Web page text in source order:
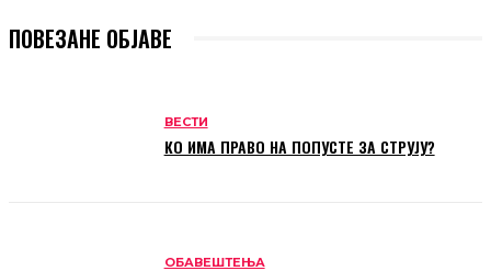
ПОВЕЗАНЕ ОБЈАВЕ
ВЕСТИ
КО ИМА ПРАВО НА ПОПУСТЕ ЗА СТРУЈУ?
ОБАВЕШТЕЊА